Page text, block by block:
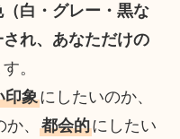
白・グレー・黒な
れ、あなただけの
。
印象にしたいのか、
、 都会的にしたい